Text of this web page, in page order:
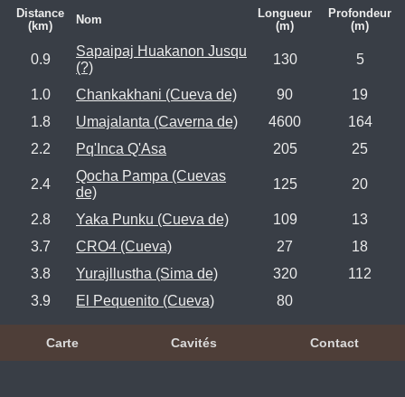
Distance
(km)
Nom
Longueur
(m)
Profondeur
(m)
0.9
Sapaipaj Huakanon Jusqu
(?)
130 5
1.0 Chankakhani (Cueva de) 90
19
1.8
Umajalanta (Caverna de) 4600
164
2.2
Pq'Inca Q'Asa 205 25
2.4
Qocha Pampa (Cuevas
de)
125 20
2.8 Yaka Punku (Cueva de) 109
13
3.7
CRO4 (Cueva) 27
18
3.8
Yurajllustha (Sima de) 320
112
3.9
El Pequenito (Cueva) 80
Carte Cavités Contact